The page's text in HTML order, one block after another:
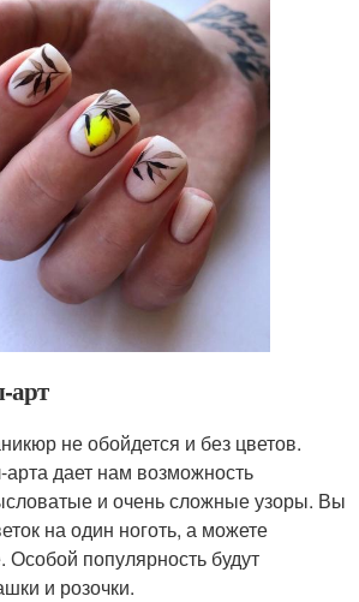
арт
не обойдется и без цветов.
дает нам возможность
и очень сложные узоры. Вы
на один ноготь, а можете
Особой популярность будут
и розочки.